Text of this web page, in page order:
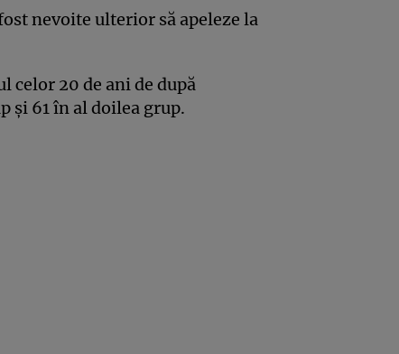
nevoite ulterior să apeleze la
celor 20 de ani de după
şi 61 în al doilea grup.